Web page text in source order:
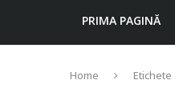
PRIMA PAGINĂ
Home Etichete